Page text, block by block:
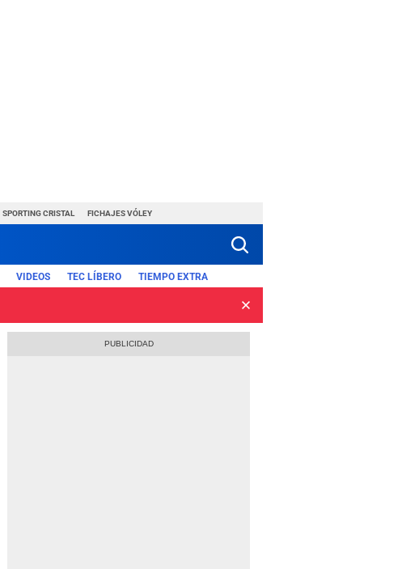
SPORTING CRISTAL FICHAJES VÓLEY
VIDEOS TEC LÍBERO TIEMPO EXTRA